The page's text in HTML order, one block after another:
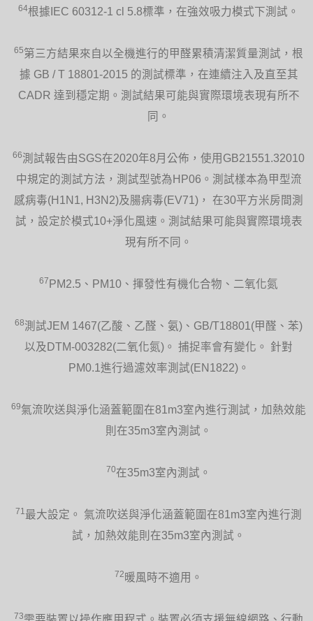
64根據IEC 60312-1 cl 5.8標準，在強效吸力模式下測試。
65第三方結果來自以全機進行的甲醛累積清潔質量測試，根
據 GB / T 18801-2015 的測試標準，在連續注入及直至其
CADR 達到穩定期。測試結果可能與實際環境表現有所不
同。
66測試報告由SGS在2020年8月公佈，使用GB21551.32010
中規定的測試方法，測試型號為HP06。測試樣本為甲型流
感病毒(H1N1, H3N2)及腸病毒(EV71)， 在30平方米房間測
試，設定於模式10+淨化風速。測試結果可能與實際環境表
現有所不同。
67 PM2.5、PM10、揮發性有機化合物、二氧化氮
68測試JEM 1467(乙酸、乙醛、氨)、GB/T18801(甲醛、苯)
以及DTM-003282(二氧化氮)。 捕捉率會有變化。 針對
PM0.1進行過濾效率測試(EN1822)。
69氣流吹送與淨化涵蓋範圍在81m3室內進行測試，加熱效能
則在35m3室內測試。
70在35m3室內測試。
71 最大設定。 氣流吹送與淨化涵蓋範圍在81m3室內進行測
試，加熱效能則在35m3室內測試。
72 暖風時不適用。
73